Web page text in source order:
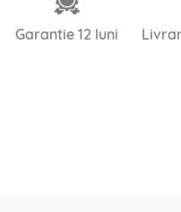
Garantie 12 luni